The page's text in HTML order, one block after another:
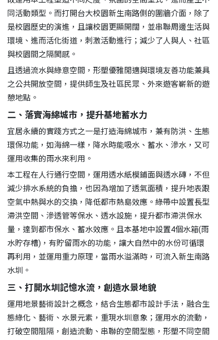
同活動類型。而打開台大校園新生南路側的圍牆介面，除了
是校園歷史的演進，且讓校園更顯開闊，並串聯周邊生活與
環境、進而活化街道，刺激活動進行；減少了人與人、社區
與校園間之隔閡感。
且透過流水與綠意空間，形塑優雅閒適與環境友善功能兼具
之公共開放空間，提供師生及社區民眾、外來遊客嶄新的遊
憩地點。
二、落實海綿城市，提升基地蓄水力
宜居永續的實踐方式之一是打造海綿城市，兼有防洪、生態
環保功能，如海綿一樣，降水時能吸水、蓄水、滲水，又可
運用收集的雨水來利用。
本工程在人行通行空間，運用透水紙模鋪面與透水磚，不但
減少排水系統的負擔，也因為增加了透氣面積，提升地表跟
空氣中熱與水的交換，降低都市熱島效應。綠帶中設置長型
滯洪空間、滲透管等保水、透水設施，提升都市滯洪保水
量，達到都市保水、蓄水效應。且本基地中設置4個水箱(雨
水貯存槽)，有貯留雨水的功能，讓大自然中的水份可循環
再利用，並運用重力原理，當雨水溢滿時，可流入新生南路
水圳。
三、打開水圳記憶水流，創造水景地貌
運用地景藝術設計之概念，結合生態都市設計手法，融合生
態綠化、藝術、水景元素，重現水圳意象；運用水的流動，
打破空間阻隔，創造流動、串聯的空間型態，形塑不同空間